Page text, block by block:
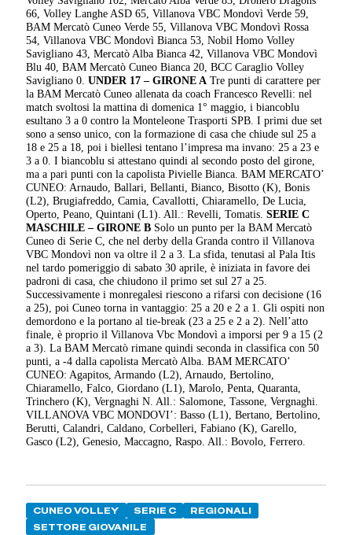
66, Volley Langhe ASD 65, Villanova VBC Mondovì Verde 59,
BAM Mercatò Cuneo Verde 55, Villanova VBC Mondovì Rossa
54, Villanova VBC Mondovì Bianca 53, Nobil Homo Volley
Savigliano 43, Mercatò Alba Bianca 42, Villanova VBC Mondovì
Blu 40, BAM Mercatò Cuneo Bianca 20, BCC Caraglio Volley
Savigliano 0.UNDER 17 – GIRONE A Tre punti di carattere per
la BAM Mercatò Cuneo allenata da coach Francesco Revelli: nel
match svoltosi la mattina di domenica 1° maggio, i biancoblu
esultano 3 a 0 contro la Monteleone Trasporti SPB. I primi due set
sono a senso unico, con la formazione di casa che chiude sul 25 a
18 e 25 a 18, poi i biellesi tentano l’impresa ma invano: 25 a 23 e
3 a 0. I biancoblu si attestano quindi al secondo posto del girone,
ma a pari punti con la capolista Pivielle Bianca. BAM MERCATO’
CUNEO: Arnaudo, Ballari, Bellanti, Bianco, Bisotto (K), Bonis
(L2), Brugiafreddo, Camia, Cavallotti, Chiaramello, De Lucia,
Operto, Peano, Quintani (L1). All.: Revelli, Tomatis.SERIE C
MASCHILE – GIRONE B Solo un punto per la BAM Mercatò
Cuneo di Serie C, che nel derby della Granda contro il Villanova
VBC Mondovì non va oltre il 2 a 3. La sfida, tenutasi al Pala Itis
nel tardo pomeriggio di sabato 30 aprile, è iniziata in favore dei
padroni di casa, che chiudono il primo set sul 27 a 25.
Successivamente i monregalesi riescono a rifarsi con decisione (16
a 25), poi Cuneo torna in vantaggio: 25 a 20 e 2 a 1. Gli ospiti non
demordono e la portano al tie-break (23 a 25 e 2 a 2). Nell’atto
finale, è proprio il Villanova Vbc Mondovì a imporsi per 9 a 15 (2
a 3). La BAM Mercatò rimane quindi seconda in classifica con 50
punti, a -4 dalla capolista Mercatò Alba. BAM MERCATO’
CUNEO: Agapitos, Armando (L2), Arnaudo, Bertolino,
Chiaramello, Falco, Giordano (L1), Marolo, Penta, Quaranta,
Trinchero (K), Vergnaghi N. All.: Salomone, Tassone, Vergnaghi.
VILLANOVA VBC MONDOVI’: Basso (L1), Bertano, Bertolino,
Berutti, Calandri, Caldano, Corbelleri, Fabiano (K), Garello,
Gasco (L2), Genesio, Maccagno, Raspo. All.: Bovolo, Ferrero.
CUNEO VOLLEY SERIE C
REGIONALI
SETTORE GIOVANILE